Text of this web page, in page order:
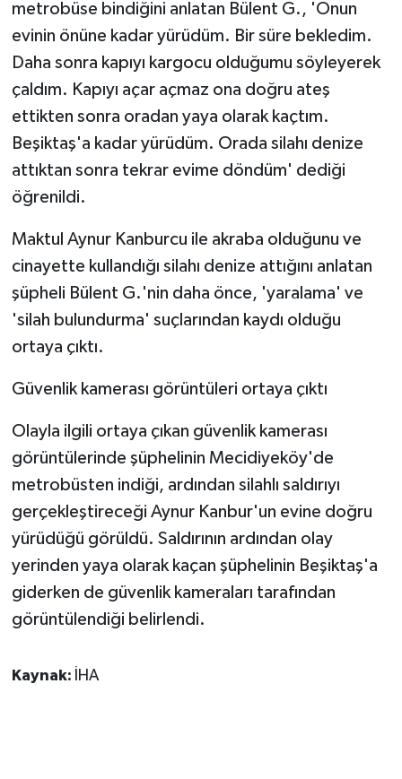
metrobüse bindiğini anlatan Bülent G., 'Onun
evinin önüne kadar yürüdüm. Bir süre bekledim.
Daha sonra kapıyı kargocu olduğumu söyleyerek
çaldım. Kapıyı açar açmaz ona doğru ateş
ettikten sonra oradan yaya olarak kaçtım.
Beşiktaş'a kadar yürüdüm. Orada silahı denize
attıktan sonra tekrar evime döndüm' dediği
öğrenildi.
Maktul Aynur Kanburcu ile akraba olduğunu ve
cinayette kullandığı silahı denize attığını anlatan
şüpheli Bülent G.'nin daha önce, 'yaralama' ve
'silah bulundurma' suçlarından kaydı olduğu
ortaya çıktı.
Güvenlik kamerası görüntüleri ortaya çıktı
Olayla ilgili ortaya çıkan güvenlik kamerası
görüntülerinde şüphelinin Mecidiyeköy'de
metrobüsten indiği, ardından silahlı saldırıyı
gerçekleştireceği Aynur Kanbur'un evine doğru
yürüdüğü görüldü. Saldırının ardından olay
yerinden yaya olarak kaçan şüphelinin Beşiktaş'a
giderken de güvenlik kameraları tarafından
görüntülendiği belirlendi.
Kaynak: İHA